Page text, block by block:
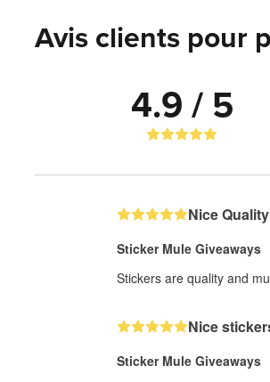
Avis clients pour
4.9 / 5
Nice
Sticker Mule Giveaways
Stickers are quality and
Nice
Sticker Mule Giveaways